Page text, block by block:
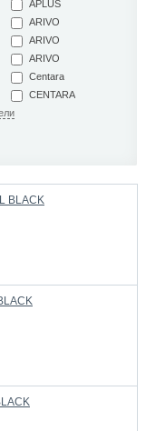
APLUS
ARIVO
ARIVO
ARIVO
Centara
CENTARA
BLACK